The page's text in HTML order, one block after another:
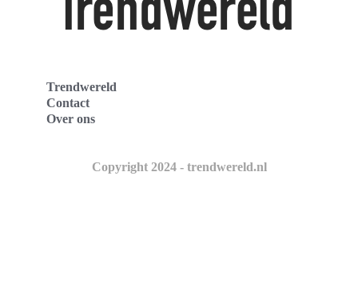
Trendwereld
Contact
Over ons
Copyright 2024 - trendwereld.nl